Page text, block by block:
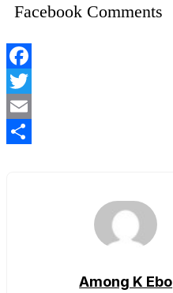
Facebook Comments
Facebook
Twitter
Email
Among K Ebo